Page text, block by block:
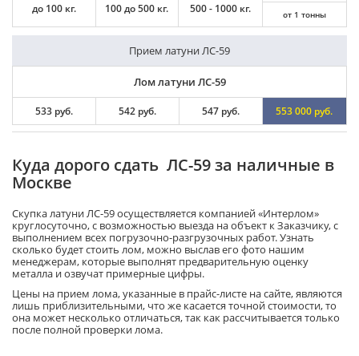
до 100 кг. 100 до 500 кг. 500 - 1000 кг. от 1 тонны
Прием латуни ЛС-59
Лом латуни ЛС-59
533 руб. 542 руб. 547 руб. 553 000 руб.
Куда дорого сдать ЛС-59 за наличные в
Москве
Скупка латуни ЛС-59 осуществляется компанией «Интерлом»
круглосуточно, с возможностью выезда на объект к Заказчику, с
выполнением всех погрузочно-разгрузочных работ. Узнать
сколько будет стоить лом, можно выслав его фото нашим
менеджерам, которые выполнят предварительную оценку
металла и озвучат примерные цифры.
Цены на прием лома, указанные в прайс-листе на сайте, являются
лишь приблизительными, что же касается точной стоимости, то
она может несколько отличаться, так как рассчитывается только
после полной проверки лома.